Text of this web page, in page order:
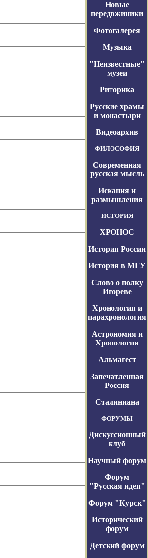
Новые
передвжиники
Фотогалерея
Музыка
"Неизвестные"
музеи
Риторика
Русские храмы
и монастыри
Видеоархив
ФИЛОСОФИЯ
Современная
русская мысль
Искания и
размышления
ИСТОРИЯ
ХРОНОС
История России
История в МГУ
Слово о полку
Игореве
Хронология и
парахронология
Астрономия и
Хронология
Альмагест
Запечатленная
Россия
Сталиниана
ФОРУМЫ
Дискуссионный
клуб
Научный форум
Форум
"Русская идея"
Форум "Курск"
Исторический
форум
Детский форум